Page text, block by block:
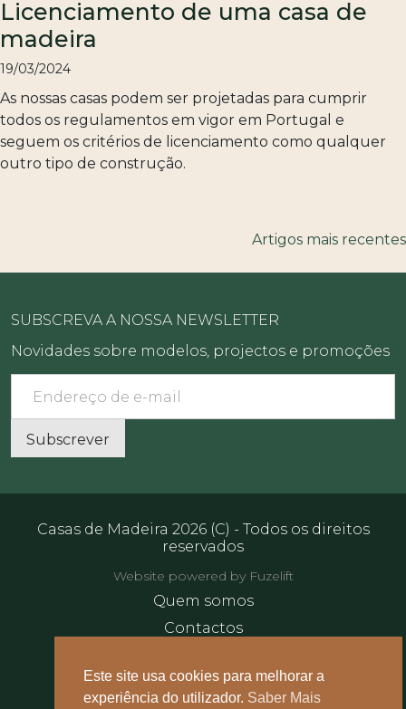
Este site usa cookies para melhorar a
experiência do utilizador. Saber Mais
Licenciamento de uma casa de
madeira
19/03/2024
As nossas casas podem ser projetadas para cumprir
todos os regulamentos em vigor em Portugal e
seguem os critérios de licenciamento como qualquer
outro tipo de construção.
de
Artigos mais recentes
SUBSCREVA A NOSSA NEWSLETTER
Novidades sobre modelos, projectos e promoções
Subscrever
Casas de Madeira 2026 (C) - Todos os direitos
reservados
Website powered by Fuzelift
Quem somos
Contactos
Artigos